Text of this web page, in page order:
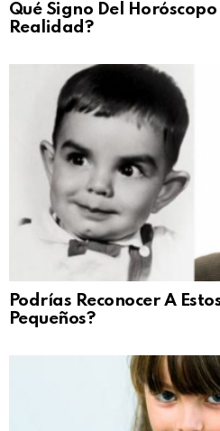
Qué Signo Del
Realidad?
Podrías Reconocer A
Pequeños?